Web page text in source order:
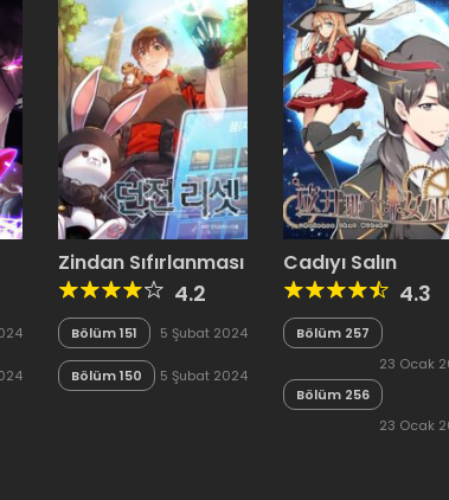
Zindan Sıfırlanması
4.2
Bölüm 151 5 Şubat 2024
Bölüm 150 5 Şubat 2024
Cadıyı Salın
4.3
Bölüm 257
23 Ocak
Bölüm 256
23 Ocak